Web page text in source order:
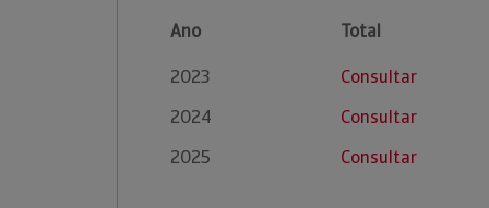
Ano
Total
2023
Consultar
2024
Consultar
2025
Consultar